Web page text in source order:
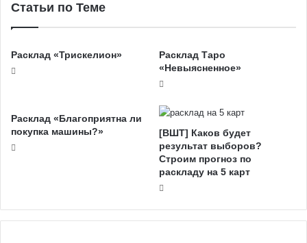
Статьи по Теме
Расклад «Трискелион»
Расклад Таро
«Невыясненное»
Расклад «Благоприятна ли
покупка машины?»
[ВШТ] Каков будет
результат выборов?
Строим прогноз по
раскладу на 5 карт